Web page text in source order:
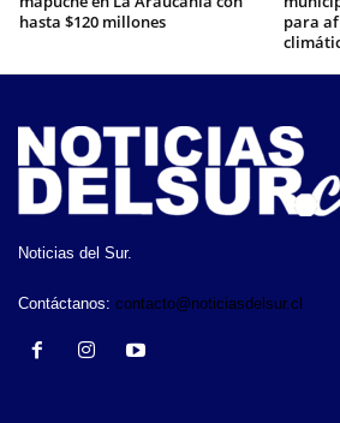
hasta $120 millones
para
Noticias del Sur.
Contáctanos: contacto@noticiasdelsur.cl